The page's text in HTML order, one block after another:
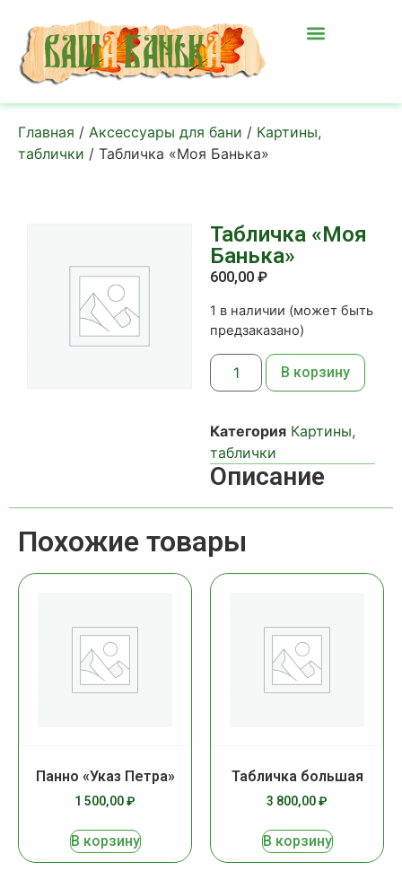
Главная / Аксессуары для бани / Картины,
таблички / Табличка «Моя Банька»
Табличка «Моя
Банька»
600,00 ₽
1 в наличии (может быть
предзаказано)
В корзину
Категория Картины,
таблички
Описание
Похожие товары
Панно «Указ Петра»
1 500,00₽
В корзину
Табличка большая
3 800,00₽
В корзину